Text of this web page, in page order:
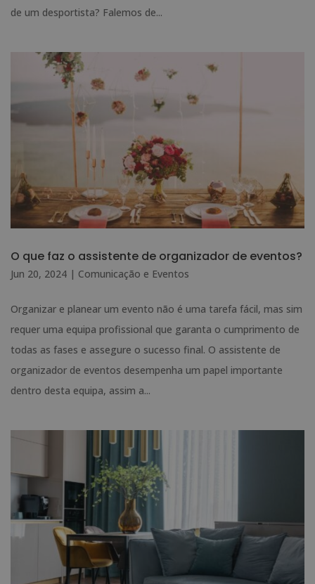
de um desportista? Falemos de...
O que faz o assistente de organizador de eventos?
Jun 20, 2024 | Comunicação e Eventos
Organizar e planear um evento não é uma tarefa fácil, mas sim
requer uma equipa profissional que garanta o cumprimento de
todas as fases e assegure o sucesso final. O assistente de
organizador de eventos desempenha um papel importante
dentro desta equipa, assim a...